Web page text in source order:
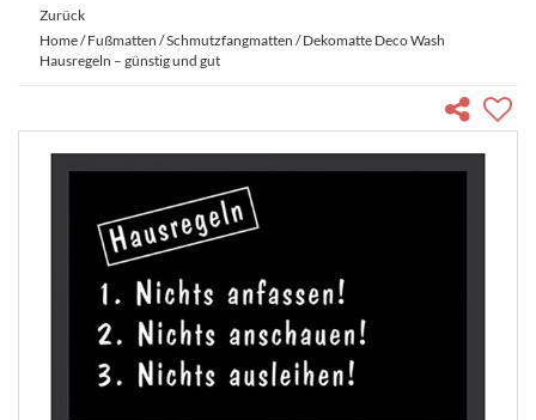
Zurück
Home/Fußmatten /Schmutzfangmatten / Dekomatte Deco Wash
Hausregeln – günstig und gut